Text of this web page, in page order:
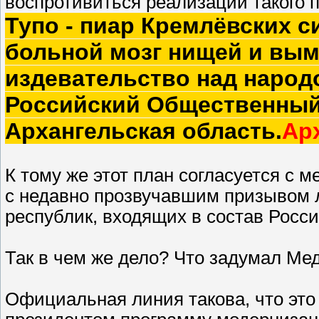
Тупо - пиар Кремлёвских
больной мозг нищей и
издевательство над
Российский
Архангельская область.
К тому же этот план согласуется
с недавно прозвучавшим призывом
республик, входящих в состав
Так в чем же дело? Что задумал
Официальная линия такова, что